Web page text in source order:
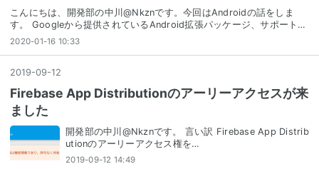
こんにちは、開発部の中川@Nkznです。今回はAndroidの話をしま
す。 Googleから提供されているAndroid拡張パッケージ、サポート…
2020-01-16 10:33
2019-09-12
Firebase App Distributionのアーリーアクセスが来
ました
開発部の中川@Nkznです。 言い訳 Firebase App Distrib
utionのアーリーアクセス権を…
2019-09-12 14:49